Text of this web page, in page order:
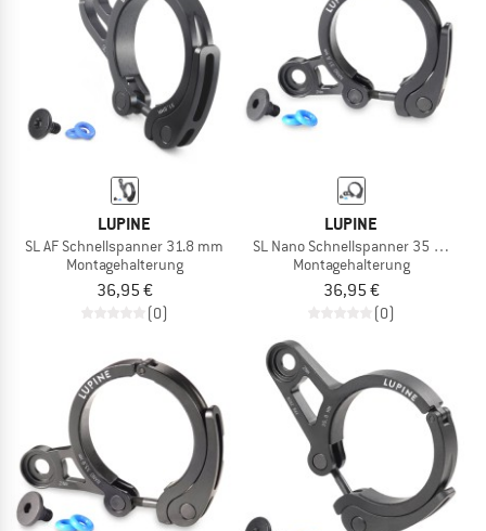
LUPINE
SL AF Schnellspanner 31.8 mm
Montagehalterung
36,95 €
(0)
LUPINE
SL Nano Schnellspanner 35 mm
Montagehalterung
36,95 €
(0)